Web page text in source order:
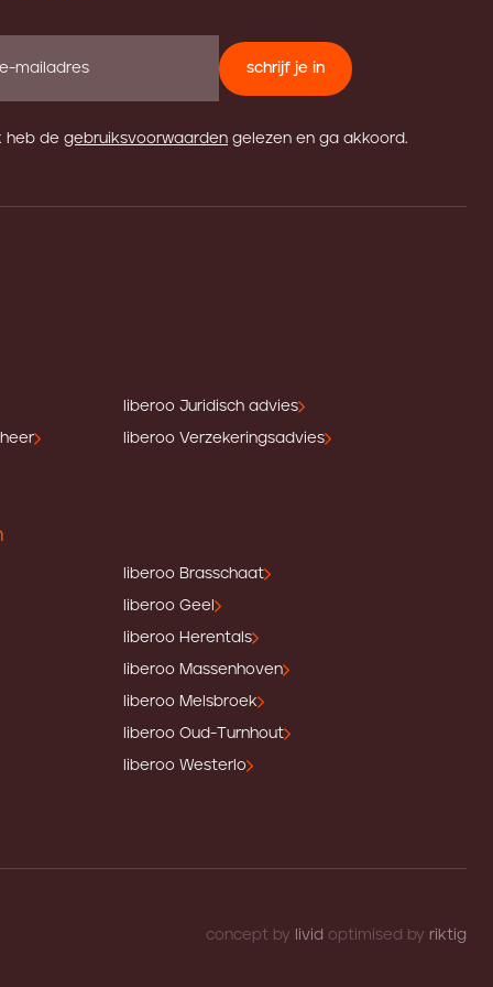
schrijf je in
heb de gebruiksvoorwaarden gelezen en ga akkoord.
liberoo Juridisch advies
liberoo Verzekeringsadvies
liberoo Brasschaat
liberoo Geel
liberoo Herentals
liberoo Massenhoven
liberoo Melsbroek
liberoo Oud-Turnhout
liberoo Westerlo
concept by livid optimised by riktig